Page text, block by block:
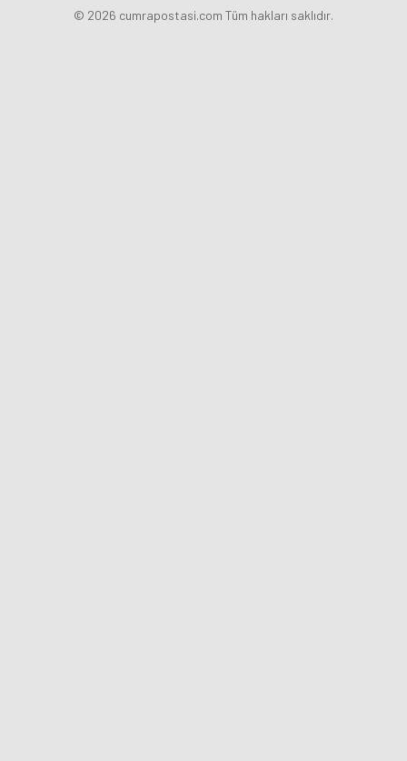
© 2026 cumrapostasi.com Tüm hakları saklıdır.